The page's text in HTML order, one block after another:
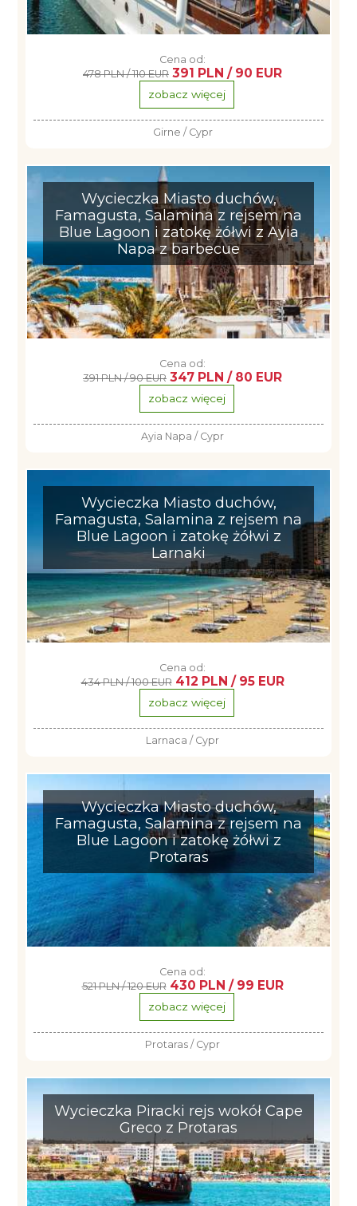
Cena od:
478 PLN / 110 EUR 391 PLN / 90 EUR
zobacz więcej
Girne / Cypr
Wycieczka Miasto duchów,
Famagusta, Salamina z rejsem na
Blue Lagoon i zatokę żółwi z Ayia
Napa z barbecue
Cena od:
391 PLN / 90 EUR 347 PLN / 80 EUR
zobacz więcej
Ayia Napa / Cypr
Wycieczka Miasto duchów,
Famagusta, Salamina z rejsem na
Blue Lagoon i zatokę żółwi z
Larnaki
Cena od:
434 PLN / 100 EUR 412 PLN / 95 EUR
zobacz więcej
Larnaca / Cypr
Wycieczka Miasto duchów,
Famagusta, Salamina z rejsem na
Blue Lagoon i zatokę żółwi z
Protaras
Cena od:
521 PLN / 120 EUR 430 PLN / 99 EUR
zobacz więcej
Protaras / Cypr
Wycieczka Piracki rejs wokół Cape
Greco z Protaras